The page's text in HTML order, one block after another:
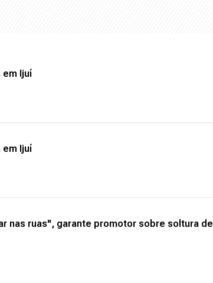
Ijuí
Ijuí
nas ruas", garante promotor sobre soltura de